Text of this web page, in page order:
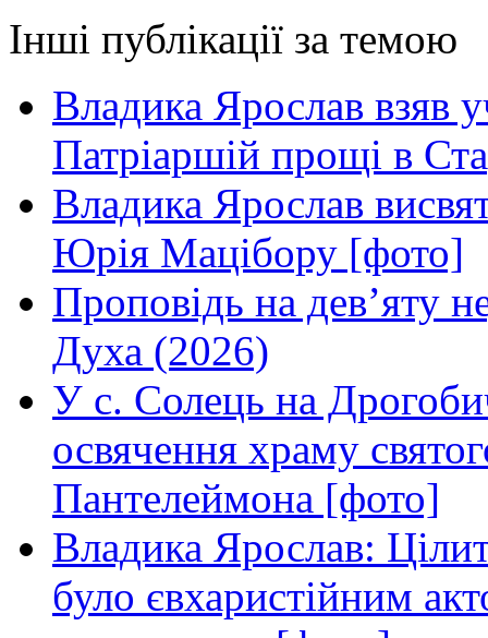
Інші публікації за темою
Владика Ярослав взяв
Патріаршій прощі в
Владика Ярослав
Юрія Мацібору [фото]
Проповідь на дев’яту
Духа (2026)
У с. Солець на
освячення храму
Пантелеймона [фото]
Владика Ярослав:
було євхаристійним